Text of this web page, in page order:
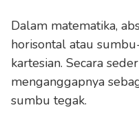
Dalam matematika,
horisontal atau
kartesian. Secara
menganggapnya
sumbu tegak.